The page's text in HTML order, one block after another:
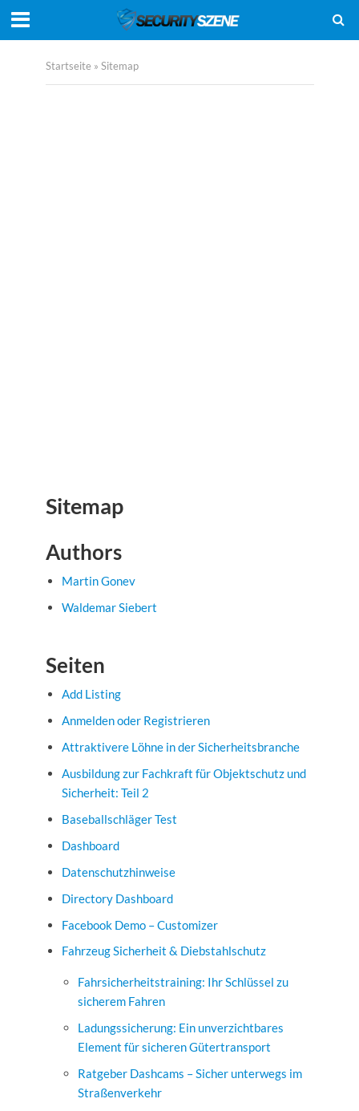
Startseite » Sitemap
Sitemap
Authors
Martin Gonev
Waldemar Siebert
Seiten
Add Listing
Anmelden oder Registrieren
Attraktivere Löhne in der Sicherheitsbranche
Ausbildung zur Fachkraft für Objektschutz und
Sicherheit: Teil 2
Baseballschläger Test
Dashboard
Datenschutzhinweise
Directory Dashboard
Facebook Demo – Customizer
Fahrzeug Sicherheit & Diebstahlschutz
Fahrsicherheitstraining: Ihr Schlüssel zu
sicherem Fahren
Ladungssicherung: Ein unverzichtbares
Element für sicheren Gütertransport
Ratgeber Dashcams – Sicher unterwegs im
Straßenverkehr